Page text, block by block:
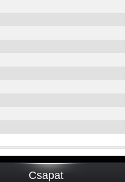
Csapat